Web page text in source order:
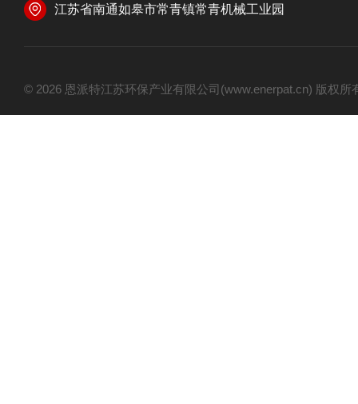
江苏省南通如皋市常青镇常青机械工业园
© 2026 恩派特江苏环保产业有限公司(www.enerpat.cn) 版权